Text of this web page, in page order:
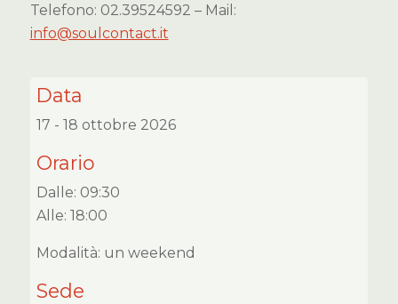
Telefono: 02.39524592 – Mail:
info@soulcontact.it
Data
17 - 18 ottobre 2026
Orario
Dalle: 09:30
Alle: 18:00
Modalità: un weekend
Sede